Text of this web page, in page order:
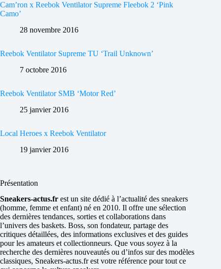
Cam’ron x Reebok Ventilator Supreme Fleebok 2 ‘Pink
Camo’
28 novembre 2016
Reebok Ventilator Supreme TU ‘Trail Unknown’
7 octobre 2016
Reebok Ventilator SMB ‘Motor Red’
25 janvier 2016
Local Heroes x Reebok Ventilator
19 janvier 2016
Présentation
Sneakers-actus.fr est un site dédié à l’actualité des sneakers
(homme, femme et enfant) né en 2010. Il offre une sélection
des dernières tendances, sorties et collaborations dans
l’univers des baskets. Boss, son fondateur, partage des
critiques détaillées, des informations exclusives et des guides
pour les amateurs et collectionneurs. Que vous soyez à la
recherche des dernières nouveautés ou d’infos sur des modèles
classiques, Sneakers-actus.fr est votre référence pour tout ce